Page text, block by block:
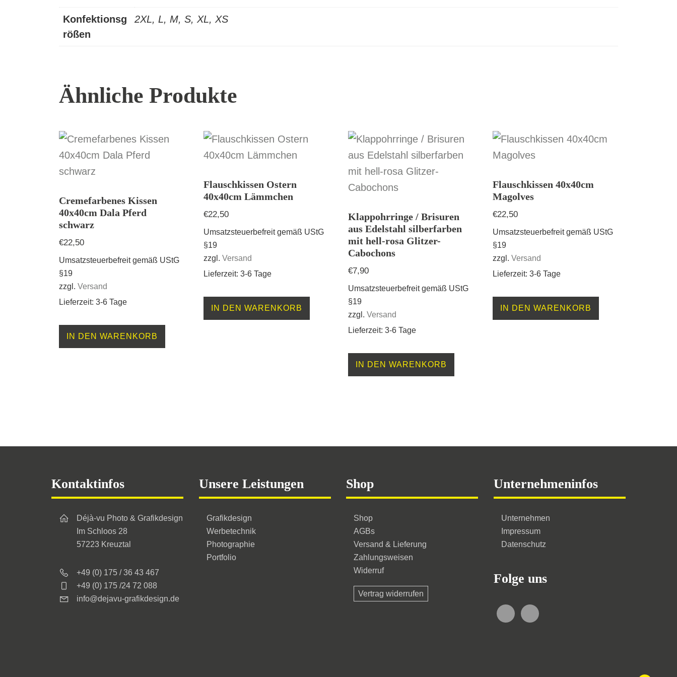
Konfektionsg
rößen
2XL, L, M, S, XL, XS
Ähnliche Produkte
Cremefarbenes Kissen
40x40cm Dala Pferd
schwarz
€22,50
Umsatzsteuerbefreit gemäß UStG
§19
zzgl. Versand
Lieferzeit: 3-6 Tage
IN DEN WARENKORB
Flauschkissen Ostern
40x40cm Lämmchen
€22,50
Umsatzsteuerbefreit gemäß UStG
§19
zzgl. Versand
Lieferzeit: 3-6 Tage
IN DEN WARENKORB
Klappohrringe / Brisuren
aus Edelstahl silberfarben
mit hell-rosa Glitzer-
Cabochons
€7,90
Umsatzsteuerbefreit gemäß UStG
§19
zzgl. Versand
Lieferzeit: 3-6 Tage
IN DEN WARENKORB
Flauschkissen 40x40cm
Magolves
€22,50
Umsatzsteuerbefreit gemäß UStG
§19
zzgl. Versand
Lieferzeit: 3-6 Tage
IN DEN WARENKORB
FooterKontaktinfos
Déjà-vu Photo & Grafikdesign
Im Schloos 28
57223 Kreuztal
+49 (0) 175 / 36 43 467
+49 (0) 175 /24 72 088
info@dejavu-grafikdesign.de
Unsere Leistungen
Grafikdesign
Werbetechnik
Photographie
Portfolio
Shop
Shop
AGBs
Versand & Lieferung
Zahlungsweisen
Widerruf
Vertrag widerrufen
Unternehmeninfos
Unternehmen
Impressum
Datenschutz
Folge uns